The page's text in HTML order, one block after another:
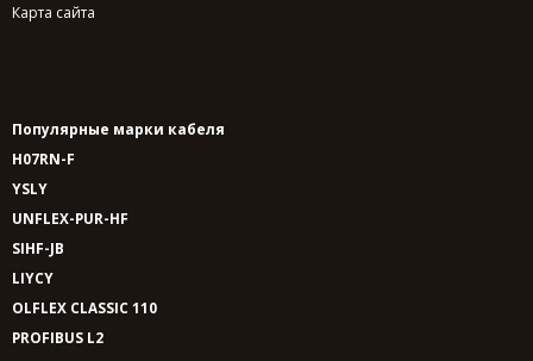
Карта сайта
Популярные марки кабеля
H07RN-F
YSLY
UNFLEX-PUR-HF
SIHF-JB
LIYCY
OLFLEX CLASSIC 110
PROFIBUS L2